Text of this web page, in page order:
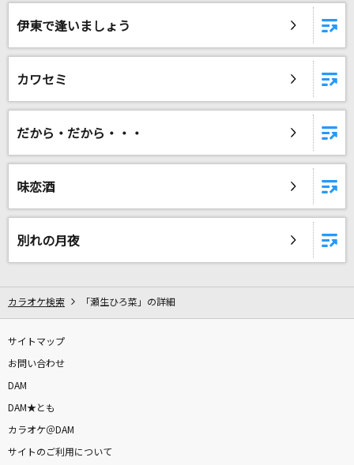
想い人
緑黄色社会
清水美依紗
世界が終るまでは…
[生音]天ノ弱
164 feat.GUMI
Same Blue
さよならべいべ
好きすぎて滅！
M!LK
海の声
浦島太郎(桐谷健太)
伊東で逢いましょう
カワセミ
だから・だから・・・
味恋酒
別れの月夜
カラオケ検索 「瀬生ひろ菜」の詳細
サイトマップ
お問い合わせ
DAM
DAM★とも
カラオケ＠DAM
サイトのご利用について